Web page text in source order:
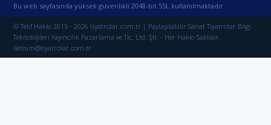
Bu web sayfasında yüksek güvenlikli 2048-bit SSL kullanılmaktadır.
© Telif Hakkı 2015 - 2026 tiyatrolar.com.tr | Paylaşılabilir Sanat Tiyatrolar Bilgi
Teknolojileri Yayıncılık Pazarlama ve Tic. Ltd. Şti. - Her Hakkı Saklıdır.
iletisim@tiyatrolar.com.tr